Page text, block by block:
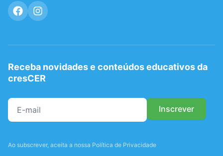
Receba novidades e conteúdos educativos da
cresCER
Ao subscrever, aceita a nossa Política de Privacidade